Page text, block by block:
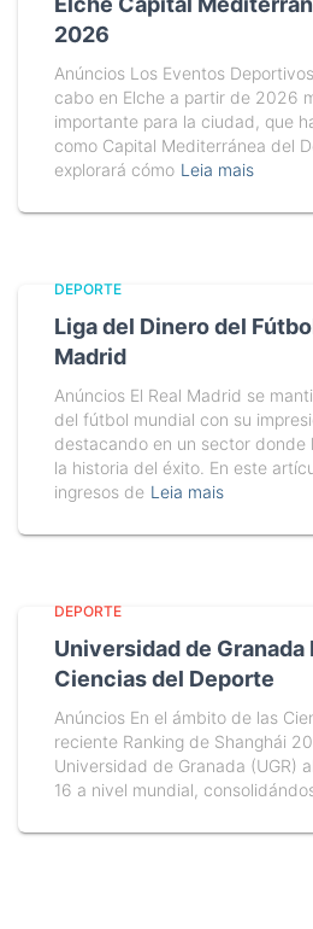
2026
Anúncios Los Eventos
cabo en Elche a partir de 2026
importante para la ciudad, que
como Capital Mediterránea del
explorará cómo Leia mais
DEPORTE
Liga del Dinero del
Madrid
Anúncios El Real Madrid se
del fútbol mundial con su
destacando en un sector donde
la historia del éxito. En este
ingresos de Leia mais
DEPORTE
Universidad de Granada
Ciencias del Deporte
Anúncios En el ámbito de las
reciente Ranking de Shanghái
Universidad de Granada (UGR)
16 a nivel mundial,